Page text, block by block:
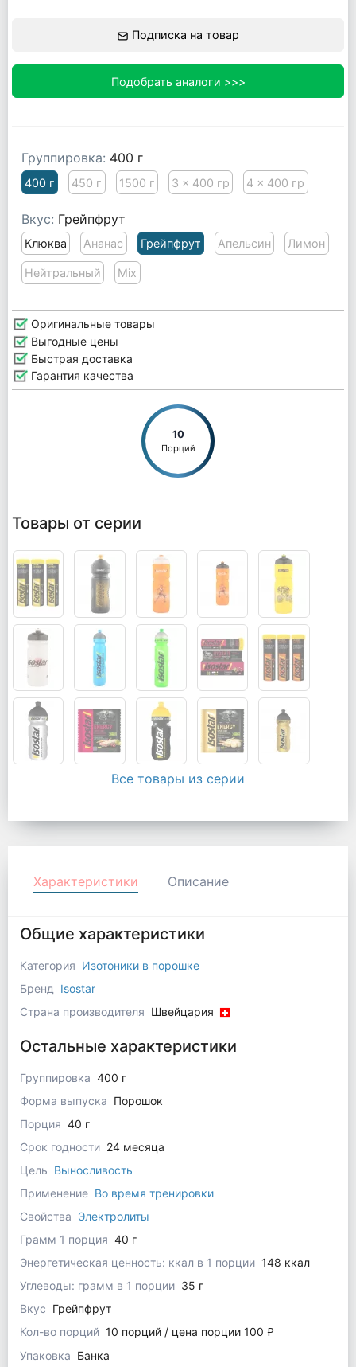
Подписка на товар
Подобрать аналоги >>>
Группировка: 400 г
400 г 450 г 1500 г 3 x 400 гр 4 x 400 гр
Вкус: Грейпфрут
Клюква Ананас Грейпфрут Апельсин Лимон
Нейтральный Mix
Оригинальные товары
Выгодные цены
Быстрая доставка
Гарантия качества
10
Порций
Товары от серии
Все товары из серии
Характеристики Описание
Общие характеристики
Категория Изотоники в порошке
Бренд
Isostar
Страна производителя Швейцария
Остальные характеристики
Группировка 400 г
Форма выпуска Порошок
Порция 40 г
Срок годности 24 месяца
Цель Выносливость
Применение Во время тренировки
Свойства Электролиты
Грамм 1 порция 40 г
Энергетическая ценность: ккал в 1 порции 148 ккал
Углеводы: грамм в 1 порции 35 г
Вкус Грейпфрут
Кол-во порций 10 порций / цена порции 100 q
Упаковка Банка